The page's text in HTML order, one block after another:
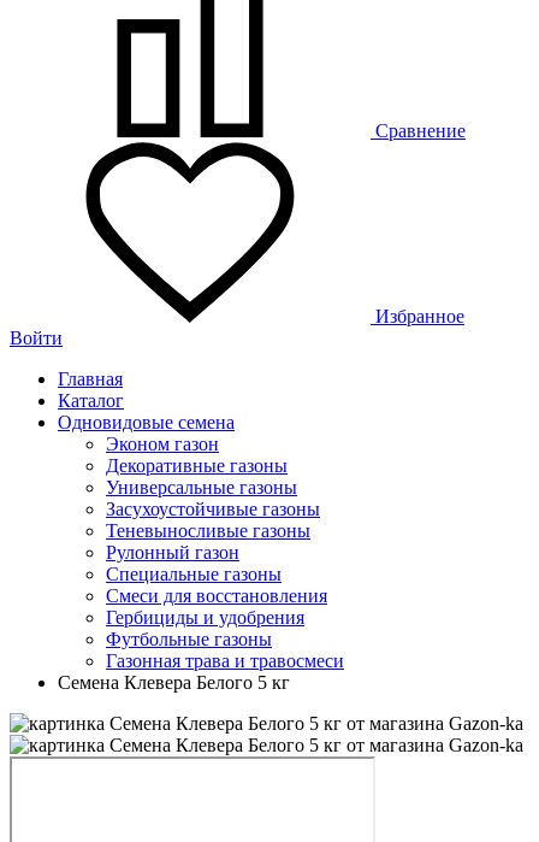
Сравнение
Избранное
Войти
Главная
Каталог
Одновидовые семена
Эконом газон
Декоративные газоны
Универсальные газоны
Засухоустойчивые газоны
Теневыносливые газоны
Рулонный газон
Специальные газоны
Смеси для восстановления
Гербициды и удобрения
Футбольные газоны
Газонная трава и травосмеси
Семена Клевера Белого 5 кг